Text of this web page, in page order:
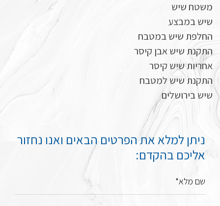
משטח שיש
שיש במבצע
החלפת שיש במטבח
התקנת שיש אבן קיסר
אחריות שיש קיסר
התקנת שיש למטבח
שיש בירושלים
ניתן למלא את הפרטים הבאים ואנו נחזור
אליכם בהקדם:
שם מלא*